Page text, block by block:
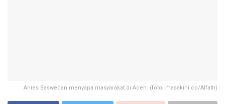
Anies Baswedan menyapa masyarakat di Aceh. (foto: masakini.co/Alfath)